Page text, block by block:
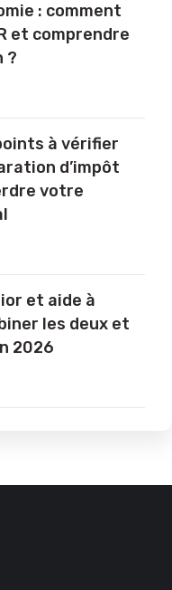
: comment
et comprendre
?
à vérifier
d’impôt
votre
et aide à
les deux et
2026